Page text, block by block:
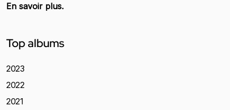
En savoir plus.
Top albums
2023
2022
2021